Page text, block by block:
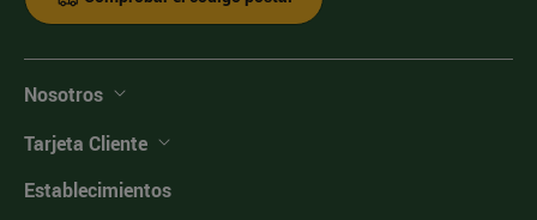
Nosotros
Tarjeta Cliente
Establecimientos